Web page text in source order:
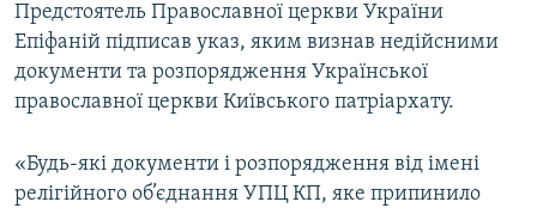
КТАТ
ДОЛУЧАЙСЯ!
Предстоятель Православної церкви України
Епіфаній підписав указ, яким визнав недійсними
документи та розпорядження Української
православної церкви Київського патріархату.
«Будь-які документи і розпорядження від імені
релігійного об’єднання УПЦ КП, яке припинило